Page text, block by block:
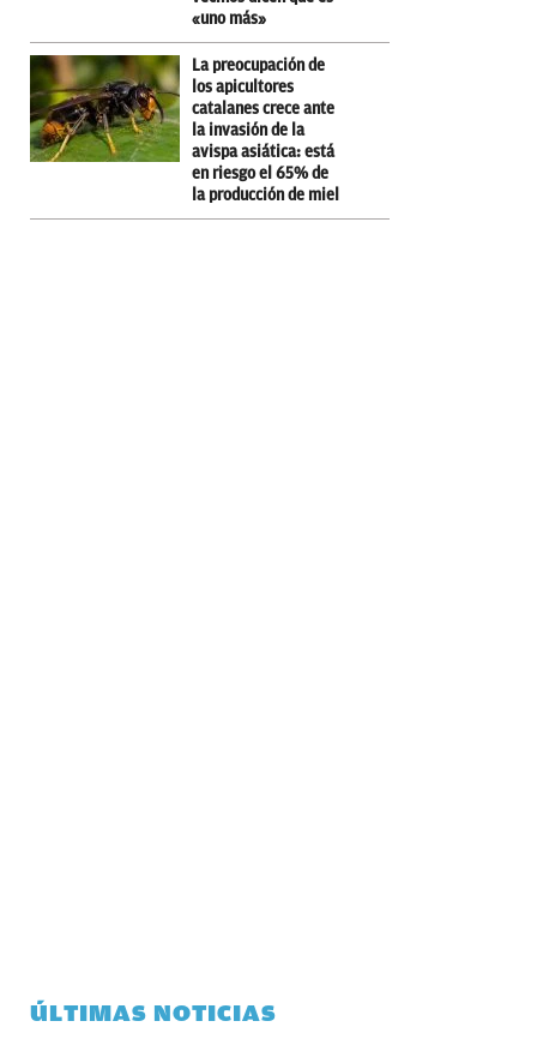
«uno más»
La preocupación de
los apicultores
catalanes crece ante
la invasión de la
avispa asiática: está
en riesgo el 65% de
la producción de miel
ÚLTIMAS NOTICIAS